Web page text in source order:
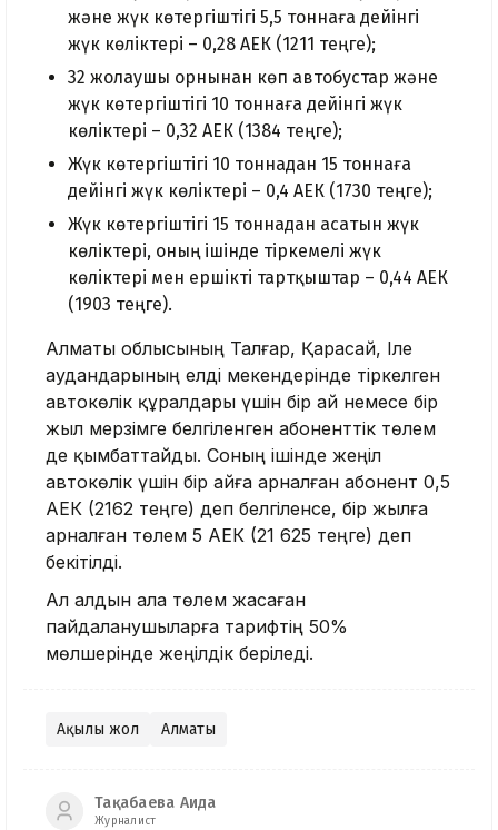
және жүк көтергіштігі 5,5 тоннаға дейінгі
жүк көліктері – 0,28 АЕК (1211 теңге);
32 жолаушы орнынан көп автобустар және
жүк көтергіштігі 10 тоннаға дейінгі жүк
көліктері – 0,32 АЕК (1384 теңге);
Жүк көтергіштігі 10 тоннадан 15 тоннаға
дейінгі жүк көліктері – 0,4 АЕК (1730 теңге);
Жүк көтергіштігі 15 тоннадан асатын жүк
көліктері, оның ішінде тіркемелі жүк
көліктері мен ершікті тартқыштар – 0,44 АЕК
(1903 теңге).
Алматы облысының Талғар, Қарасай, Іле
аудандарының елді мекендерінде тіркелген
автокөлік құралдары үшін бір ай немесе бір
жыл мерзімге белгіленген абоненттік төлем
де қымбаттайды. Соның ішінде жеңіл
автокөлік үшін бір айға арналған абонент 0,5
АЕК (2162 теңге) деп белгіленсе, бір жылға
арналған төлем 5 АЕК (21 625 теңге) деп
бекітілді.
Ал алдын ала төлем жасаған
пайдаланушыларға тарифтің 50%
мөлшерінде жеңілдік беріледі.
Ақылы жол Алматы
Тақабаева Аида
Журналист